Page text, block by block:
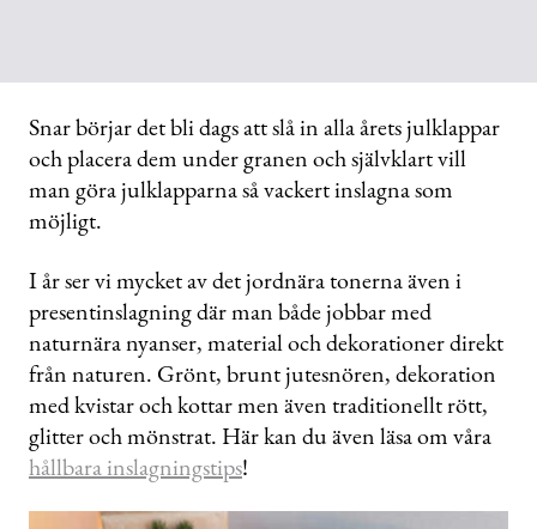
Snar börjar det bli dags att slå in alla årets julklappar
och placera dem under granen och självklart vill
man göra julklapparna så vackert inslagna som
möjligt.
I år ser vi mycket av det jordnära tonerna även i
presentinslagning där man både jobbar med
naturnära nyanser, material och dekorationer direkt
från naturen. Grönt, brunt jutesnören, dekoration
med kvistar och kottar men även traditionellt rött,
glitter och mönstrat. Här kan du även läsa om våra
hållbara inslagningstips!